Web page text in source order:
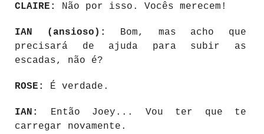
CLAIRE: Não por isso. Vocês merecem!
IAN (ansioso):
Bom, mas acho que
precisará de ajuda para subir as
escadas, não é?
ROSE: É verdade.
IAN:
Então Joey... Vou ter que te
carregar novamente.